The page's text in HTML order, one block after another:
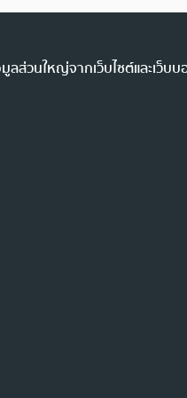
ส่วนใหญ่จากเว็บไซต์และเว็